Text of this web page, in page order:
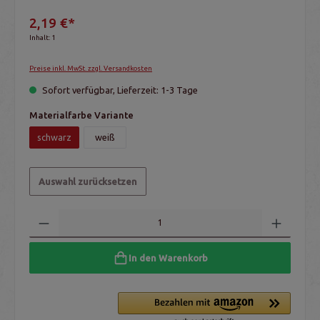
2,19 €*
Inhalt: 1
Preise inkl. MwSt. zzgl. Versandkosten
Sofort verfügbar, Lieferzeit: 1-3 Tage
Materialfarbe Variante
schwarz weiß
Auswahl zurücksetzen
In den Warenkorb